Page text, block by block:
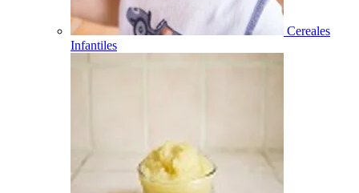
Cereales
Infantiles